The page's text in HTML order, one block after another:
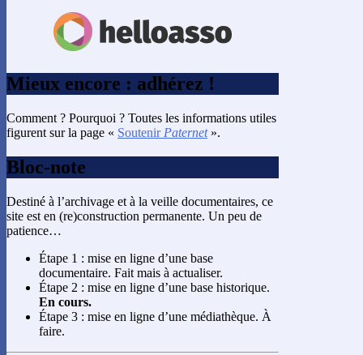
Mieux encore : adhérez !
Comment ? Pourquoi ? Toutes les informations utiles
figurent sur la page « Soutenir Paternet».
Bloc-note
Destiné à l’archivage et à la veille documentaires, ce
site est en (re)construction permanente. Un peu de
patience…
Étape 1 : mise en ligne d’une base
documentaire. Fait mais à actualiser.
Étape 2 : mise en ligne d’une base historique.
En cours.
Étape 3 : mise en ligne d’une médiathèque. À
faire.